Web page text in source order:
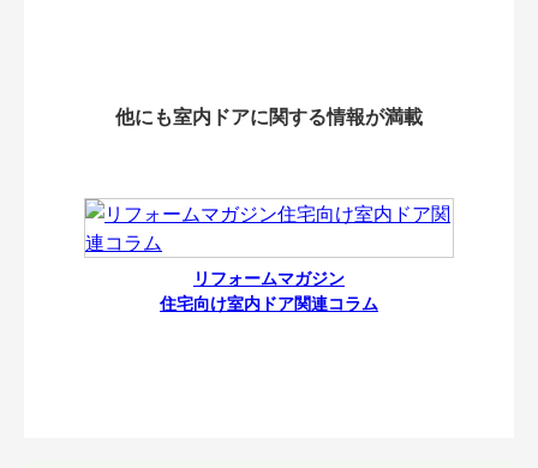
他にも室内ドアに関する情報が満載
リフォームマガジン
住宅向け室内ドア関連コラム